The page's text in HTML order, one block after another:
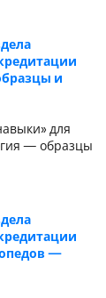
и
для
— образцы
—